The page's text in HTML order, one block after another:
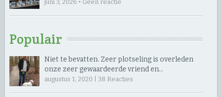
juni 3, 2026 • Geen reactie
Populair
Niet te bevatten. Zeer plotseling is overleden
onze zeer gewaardeerde vriend en…
augustus 1, 2020 | 38 Reacties